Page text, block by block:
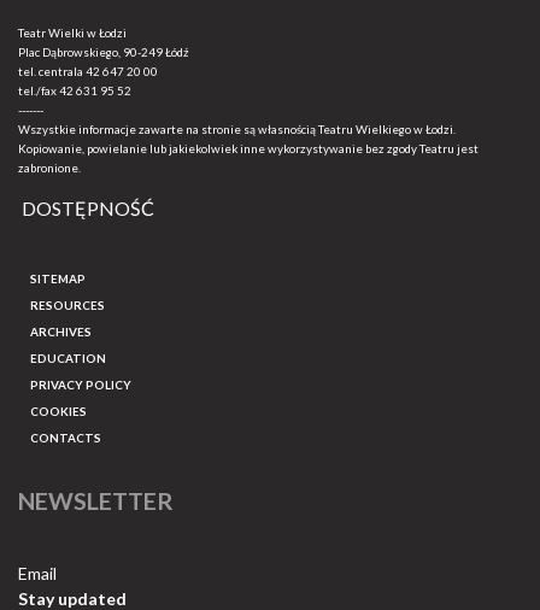
Teatr Wielki w Łodzi
Plac Dąbrowskiego, 90-249 Łódź
tel. centrala 42 647 20 00
tel./fax42 631 95 52
-------
Wszystkie informacje zawarte na stronie są własnością Teatru Wielkiego w Łodzi.
Kopiowanie, powielanie lub jakiekolwiek inne wykorzystywanie bez zgody Teatru jest
zabronione.
DOSTĘPNOŚĆ
SITEMAP
RESOURCES
ARCHIVES
EDUCATION
PRIVACY POLICY
COOKIES
CONTACTS
NEWSLETTER
Email
Stay updated